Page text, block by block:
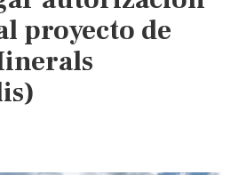
proyecto de